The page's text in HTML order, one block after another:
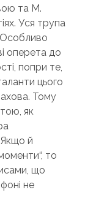
та М.
Уся трупа
оперета до
попри те,
цього
Тому
як
й
то
що
не